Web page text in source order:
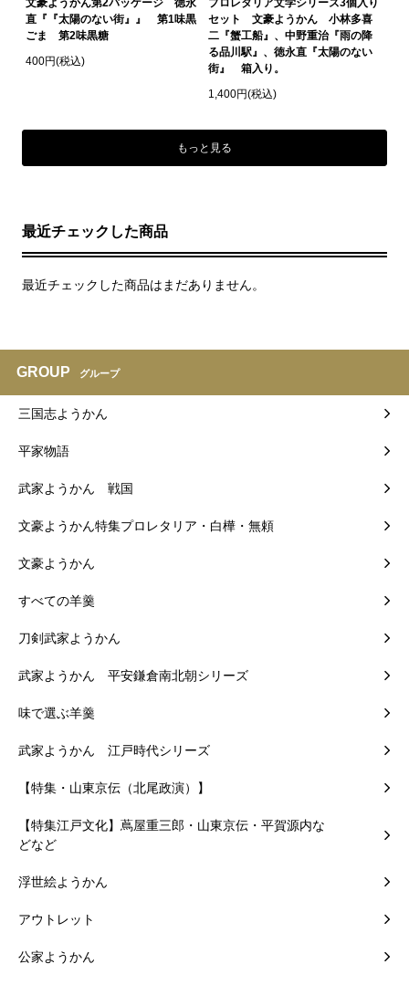
直『『太陽のない街』』 第1味黒
ごま 第2味黒糖
400円(税込)
セット 文豪ようかん 小林多喜
二『蟹工船』、中野重治『雨の降
る品川駅』、徳永直『太陽のない
街』 箱入り。
1,400円(税込)
もっと見る
最近チェックした商品
最近チェックした商品はまだありません。
GROUP グループ
三国志ようかん
平家物語
武家ようかん 戦国
文豪ようかん特集プロレタリア・白樺・無頼
文豪ようかん
すべての羊羹
刀剣武家ようかん
武家ようかん 平安鎌倉南北朝シリーズ
味で選ぶ羊羹
武家ようかん 江戸時代シリーズ
【特集・山東京伝（北尾政演）】
【特集江戸文化】蔦屋重三郎・山東京伝・平賀源内な
どなど
浮世絵ようかん
アウトレット
公家ようかん